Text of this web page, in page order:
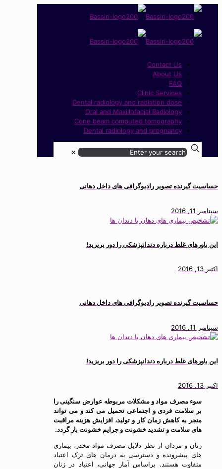
Contact Us
About Us
FAQ
Clinic Services
Dental radiology and radiation dose
Oral and Maxillofacial Radiology
Cone beam computed tomography
Dental radiology and pregnancy
✕
حساسیت گیرنده تصویر رادیوگرافی های داخل دهانی
سپتامبر 11, 2016
این باورهای غلط درباره دندانپزشکی را دور بریزید!
اکتبر 13, 2016
حساسیت گیرنده تصویر رادیوگرافی های داخل دهانی
سپتامبر 11, 2016
این باورهای غلط درباره دندانپزشکی را دور بریزید!
اکتبر 13, 2016
سوء مصرف مواد و مشکلات مربوطه عوارض سنگینی را
بر سلامت فردی و اجتماعی تحمیل می کند و می تواند
منجر به کاهش زمان کار و تولید، افزایش هزینه مراقبت
های سلامت و تشدید خشونت و جرایم خشونت بار گردد.
زنان و مردان از نظر دلایل مصرف مواد مخدر، بیماری
های پیشرونده و دسترسی به درمان های ترک اعتیاد
متفاوت هستند. براساس آمار جهانی، اعتیاد در زنان